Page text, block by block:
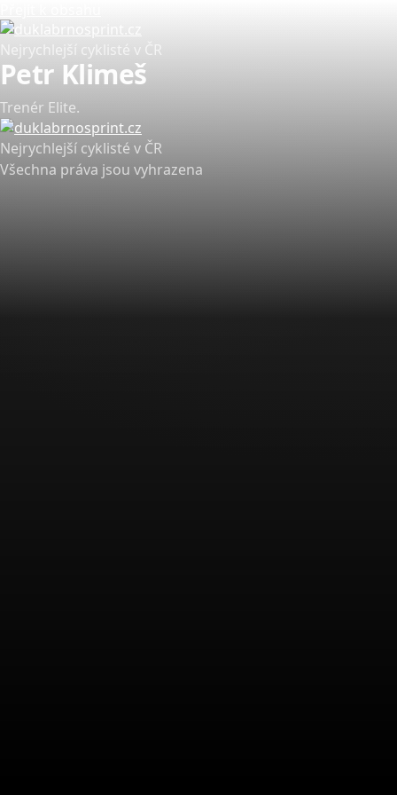
Nejrychlejší cyklisté v ČR
Petr Klimeš
Trenér Elite.
Nejrychlejší cyklisté v ČR
Všechna práva jsou vyhrazena